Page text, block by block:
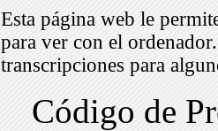
Esta página web le
para ver con el
transcripciones para
Código de